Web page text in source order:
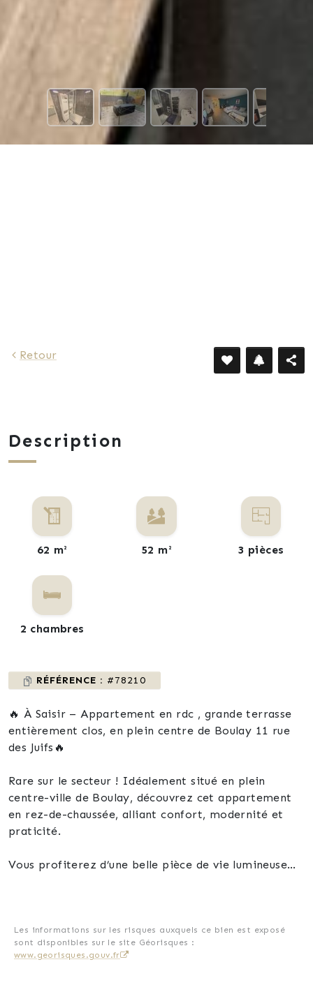
Retour
Description
62 m² 52 m² 3 pièces
2 chambres
RÉFÉRENCE : #78210
🔥 À Saisir – Appartement en rdc , grande terrasse
entièrement clos, en plein centre de Boulay 11 rue
des Juifs🔥
Rare sur le secteur ! Idéalement situé en plein
centre-ville de Boulay, découvrez cet appartement
en rez-de-chaussée, alliant confort, modernité et
praticité.
Vous profiterez d’une belle pièce de vie lumineuse
moments de détente ou repas en extérieur.
Les informations sur les risques auxquels ce bien est exposé
sont disponibles sur le site Géorisques :
www.georisques.gouv.fr